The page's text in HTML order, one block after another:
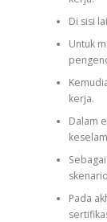
Di sisi
Untuk
kerja.
Dalam
Pada